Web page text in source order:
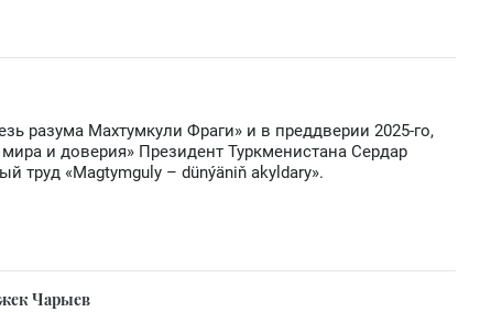
разума Махтумкули Фраги» и в преддверии 2025-го,
и доверия» Президент Туркменистана Сердар
труд «Magtymguly – dünýäniň akyldary».
Чарыев